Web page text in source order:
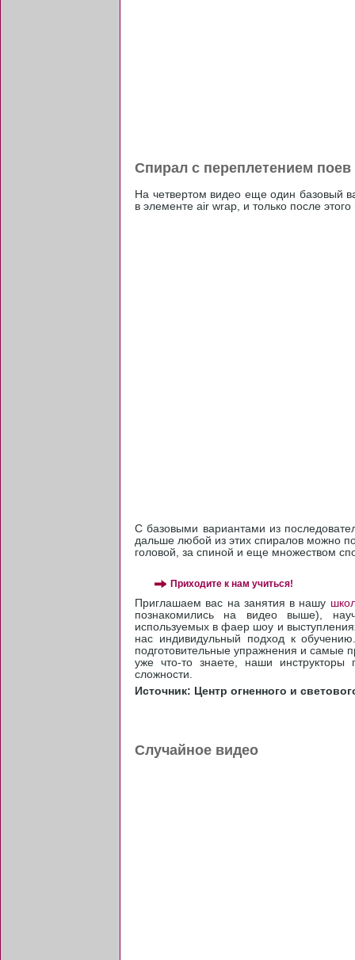
Спирал с переплетением поев
На четвертом видео еще один базовый
в элементе air wrap, и только после
С базовыми вариантами из
дальше любой из этих спиралов можно
головой, за спиной и еще множеством
Приходите к нам учиться!
Приглашаем вас на занятия в нашу
познакомились на видео выше),
используемых в фаер шоу и
нас индивидульный подход к
подготовительные упражнения и самые
уже что-то знаете, наши
сложности.
Источник: Центр огненного и
Случайное видео